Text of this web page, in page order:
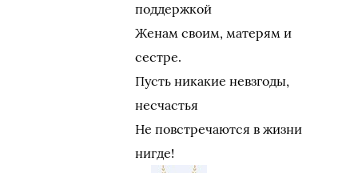
поддержкой
Женам своим, матерям и
сестре.
Пусть никакие невзгоды,
несчастья
Не повстречаются в жизни
нигде!